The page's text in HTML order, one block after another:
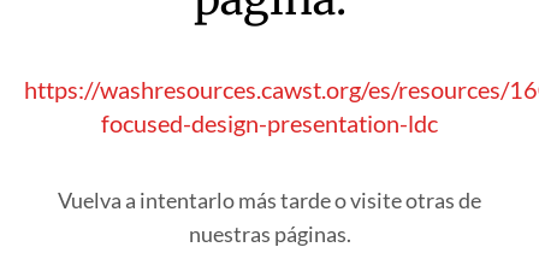
https://washresources.cawst.org/es/resources/
focused-design-presentation-ldc
Vuelva a intentarlo más tarde o visite otras de
nuestras páginas.